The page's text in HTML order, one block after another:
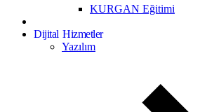
KURGAN Eğitimi
Dijital Hizmetler
Yazılım